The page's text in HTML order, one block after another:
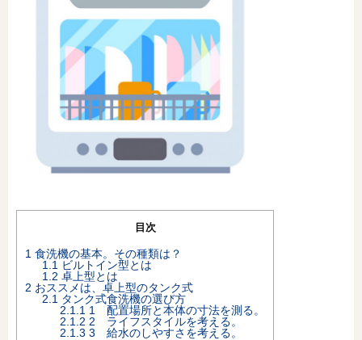
スマートセレクト
土地情報
オンライン相談会
目次
1 食洗機の基本。その種類は？
1.1 ビルトイン型とは
1.2 卓上型とは
2 おススメは、卓上型のタンク式
2.1 タンク式食洗機の選び方
2.1.1 1 配置場所と本体の寸法を測る。
2.1.2 2 ライフスタイルを考える。
2.1.3 3 給水のしやすさを考える。